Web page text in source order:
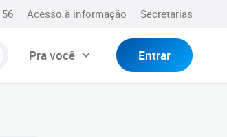
Acesso à informação Secretarias
Pra você Entrar